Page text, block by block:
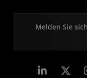
Melden Sie